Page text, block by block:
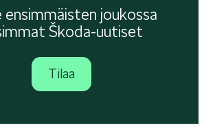
ensimmäisten joukossa
Škoda-uutiset
Tilaa